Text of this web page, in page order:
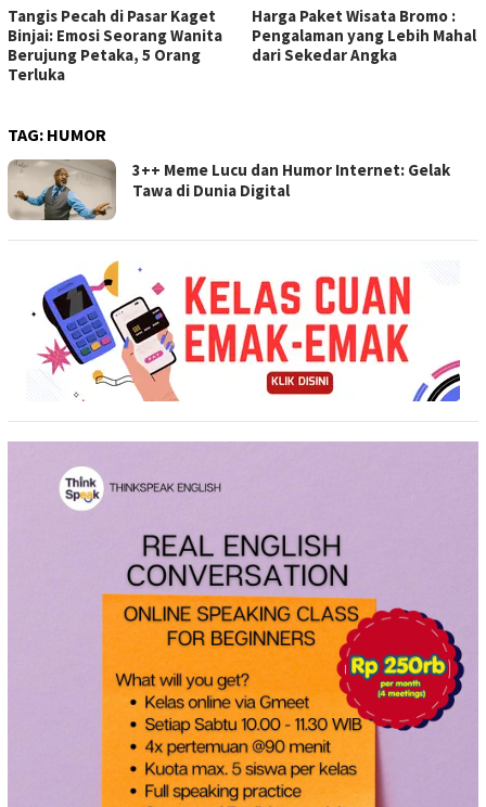
Tangis Pecah di Pasar Kaget
Binjai: Emosi Seorang Wanita
Berujung Petaka, 5 Orang
Terluka
Harga Paket Wisata Bromo :
Pengalaman yang Lebih Mahal
dari Sekedar Angka
TAG: HUMOR
3++ Meme Lucu dan Humor Internet: Gelak
Tawa di Dunia Digital